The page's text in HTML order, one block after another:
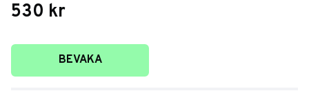
530 kr
Lägg till i favoriter
BEVAKA